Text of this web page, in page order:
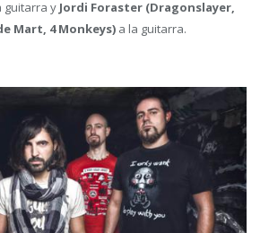
guitarra y Jordi Foraster (Dragonslayer,
Mart, 4 Monkeys) a la guitarra.